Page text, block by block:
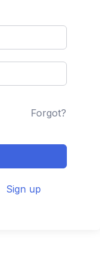
Forgot?
Sign up